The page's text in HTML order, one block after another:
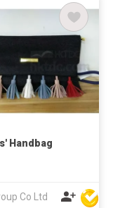
Handbag
Co Ltd